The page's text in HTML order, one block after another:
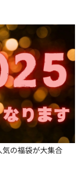
の福袋が大集合